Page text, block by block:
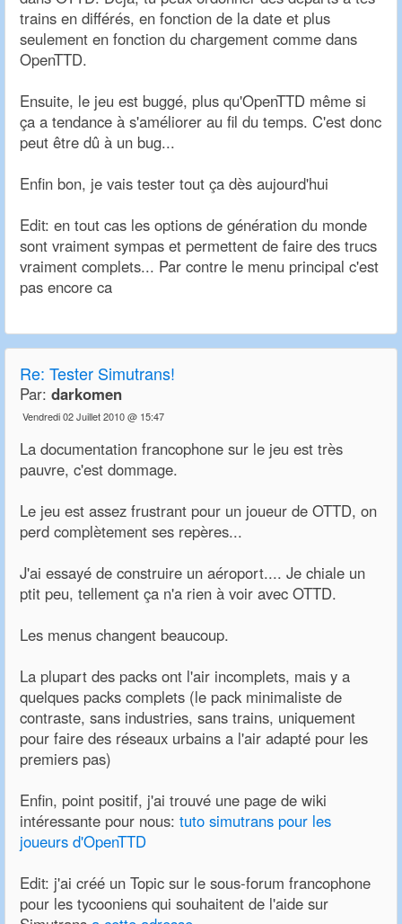
trains en différés, en fonction de la date et plus
seulement en fonction du chargement comme dans
OpenTTD.
Ensuite, le jeu est buggé, plus qu'OpenTTD même si
ça a tendance à s'améliorer au fil du temps. C'est donc
peut être dû à un bug...
Enfin bon, je vais tester tout ça dès aujourd'hui
Edit: en tout cas les options de génération du monde
sont vraiment sympas et permettent de faire des trucs
vraiment complets... Par contre le menu principal c'est
pas encore ca
Re: Tester Simutrans!
Par: darkomen
Vendredi 02 Juillet 2010 @ 15:47
La documentation francophone sur le jeu est très
pauvre, c'est dommage.
Le jeu est assez frustrant pour un joueur de OTTD, on
perd complètement ses repères...
J'ai essayé de construire un aéroport.... Je chiale un
ptit peu, tellement ça n'a rien à voir avec OTTD.
Les menus changent beaucoup.
La plupart des packs ont l'air incomplets, mais y a
quelques packs complets (le pack minimaliste de
contraste, sans industries, sans trains, uniquement
pour faire des réseaux urbains a l'air adapté pour les
premiers pas)
Enfin, point positif, j'ai trouvé une page de wiki
intéressante pour nous: tuto simutrans pour les
joueurs d'OpenTTD
Edit: j'ai créé un Topic sur le sous-forum francophone
pour les tycooniens qui souhaitent de l'aide sur